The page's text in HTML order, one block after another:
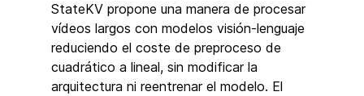
StateKV propone una manera de procesar
vídeos largos con modelos visión-lenguaje
reduciendo el coste de preproceso de
cuadrático a lineal, sin modificar la
arquitectura ni reentrenar el modelo. El